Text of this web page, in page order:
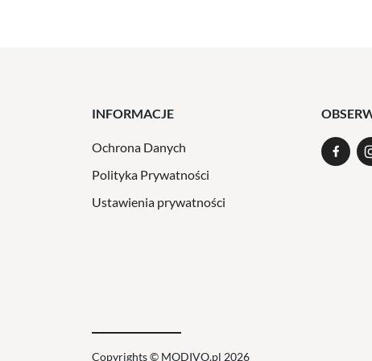
INFORMACJE
Ochrona Danych
Polityka Prywatności
Ustawienia prywatności
Copyrights © MODIVO.pl 2026